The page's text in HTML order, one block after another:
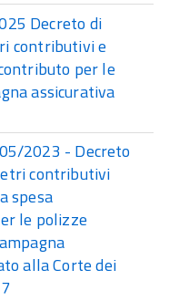
Decreto di
contributivi e
per le
assicurativa
2023 - Decreto
contributivi
spesa
le polizze
alla Corte dei